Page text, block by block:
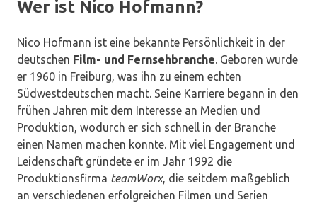
Wer ist Nico Hofmann?
Nico Hofmann ist eine bekannte Persönlichkeit in der
deutschen Film- und Fernsehbranche. Geboren wurde
er 1960 in Freiburg, was ihn zu einem echten
Südwestdeutschen macht. Seine Karriere begann in den
frühen Jahren mit dem Interesse an Medien und
Produktion, wodurch er sich schnell in der Branche
einen Namen machen konnte. Mit viel Engagement und
Leidenschaft gründete er im Jahr 1992 die
Produktionsfirma teamWorx, die seitdem maßgeblich
an verschiedenen erfolgreichen Filmen und Serien